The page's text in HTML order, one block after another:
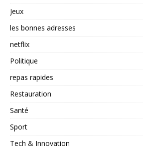
Jeux
les bonnes adresses
netflix
Politique
repas rapides
Restauration
Santé
Sport
Tech & Innovation